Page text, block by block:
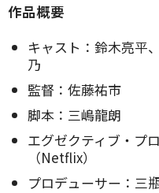
作品概要
キャスト：鈴木亮平
乃
監督：佐藤祐市
脚本：三嶋龍朗
エグゼクティブ・プ
（Netflix）
プロデューサー：三